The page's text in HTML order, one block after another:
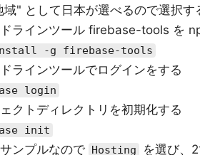
域" として日本が選べるので選択す
ラインツール firebase-tools を
-g firebase-tools
ラインツールでログインをする
login
クトディレクトリを初期化する
init
ンプルなので Hosting
を選び、